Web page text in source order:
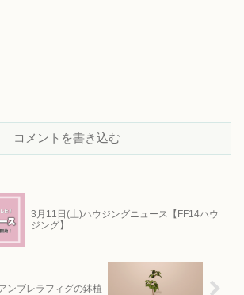
コメントを書き込む
3月11日(土)ハウジングニュース【FF14ハウ
ジング】
ンブレラフィグの鉢植